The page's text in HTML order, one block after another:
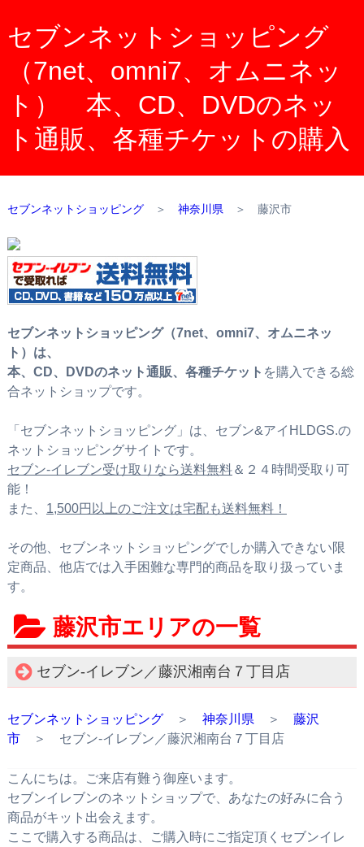
セブンネットショッピング
（7net、omni7、オムニネッ
ト） 本、CD、DVDのネッ
ト通販、各種チケットの購入
セブンネットショッピング＞ 神奈川県 ＞ 藤沢市
セブンネットショッピング（7net、omni7、オムニネッ
ト）は、
本、CD、DVDのネット通販、各種チケット を購入できる総
合ネットショップです。
「セブンネットショッピング」は、セブン&アイHLDGS.の
ネットショッピングサイトです。
セブン‐イレブン受け取りなら送料無料＆２４時間受取り可
能！
また、 1,500円以上のご注文は宅配も送料無料！
その他、セブンネットショッピングでしか購入できない限
定商品、他店では入手困難な専門的商品を取り扱っていま
す。
藤沢市エリアの一覧
セブン‐イレブン／藤沢湘南台７丁目店
セブンネットショッピング＞ 神奈川県 ＞ 藤沢
市＞ セブン‐イレブン／藤沢湘南台７丁目店
こんにちは。ご来店有難う御座います。
セブンイレブンのネットショップで、あなたの好みに合う
商品がキット出会えます。
ここで購入する商品は、ご購入時にご指定頂くセブンイレ